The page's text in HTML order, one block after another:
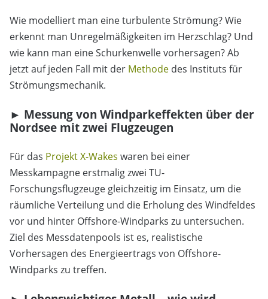
Wie modelliert man eine turbulente Strömung? Wie
erkennt man Unregelmäßigkeiten im Herzschlag? Und
wie kann man eine Schurkenwelle vorhersagen? Ab
jetzt auf jeden Fall mit der Methode des Instituts für
Strömungsmechanik.
► Messung von Windparkeffekten über der
Nordsee mit zwei Flugzeugen
Für das Projekt X-Wakes waren bei einer
Messkampagne erstmalig zwei TU-
Forschungsflugzeuge gleichzeitig im Einsatz, um die
räumliche Verteilung und die Erholung des Windfeldes
vor und hinter Offshore-Windparks zu untersuchen.
Ziel des Messdatenpools ist es, realistische
Vorhersagen des Energieertrags von Offshore-
Windparks zu treffen.